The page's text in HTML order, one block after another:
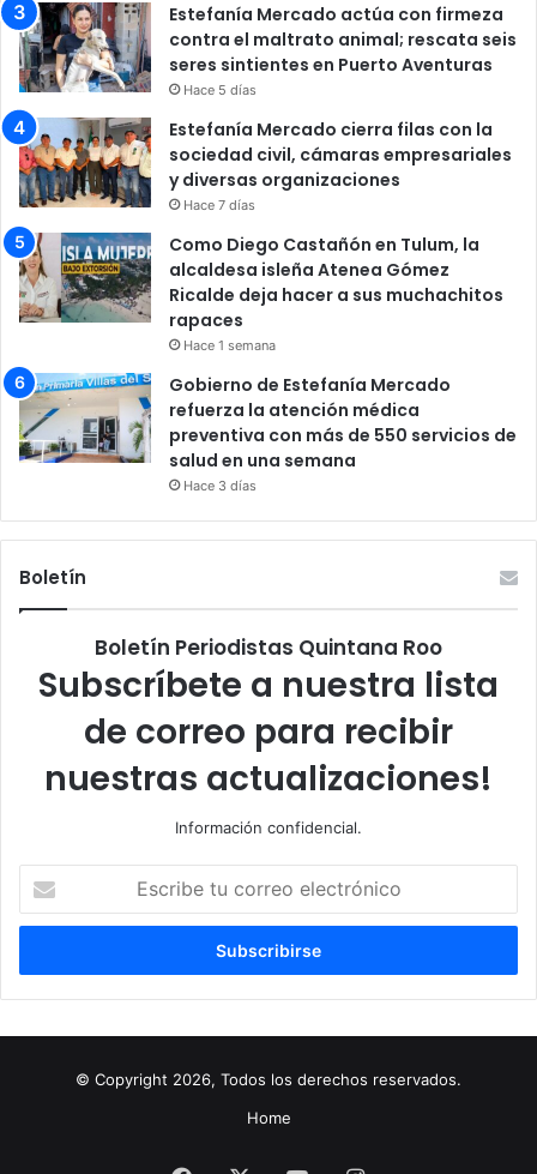
Estefanía Mercado actúa con firmeza
contra el maltrato animal; rescata seis
seres sintientes en Puerto Aventuras
Hace 5 días
Estefanía Mercado cierra filas con la
sociedad civil, cámaras empresariales
y diversas organizaciones
Hace 7 días
Como Diego Castañón en Tulum, la
alcaldesa isleña Atenea Gómez
Ricalde deja hacer a sus muchachitos
rapaces
Hace 1 semana
Gobierno de Estefanía Mercado
refuerza la atención médica
preventiva con más de 550 servicios de
salud en una semana
Hace 3 días
Boletín
Boletín Periodistas Quintana Roo
Subscríbete a nuestra lista
de correo para recibir
nuestras actualizaciones!
Información confidencial.
correo
© Copyright 2026, Todos los derechos reservados.
Home